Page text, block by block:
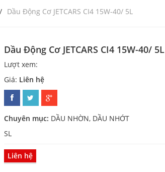
Dầu Động Cơ JETCARS CI4 15W-40/ 5L
Dầu Động Cơ JETCARS CI4 15W-40/ 5L
Lượt xem:
Giá: Liên hệ
Chuyên mục: DẦU NHỜN, DẦU NHỚT
SL
Liên hệ